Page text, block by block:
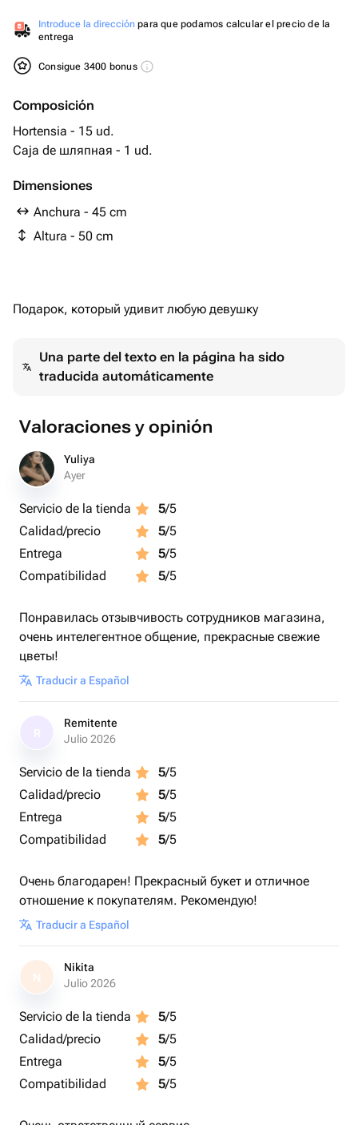
Introduce la dirección para que podamos calcular el precio de la
entrega
Consigue 3400 bonus
Composición
Hortensia - 15 ud.
Caja de шляпная - 1 ud.
Dimensiones
Anchura - 45 cm
Altura - 50 cm
Подарок, который удивит любую девушку
Una parte del texto en la página ha sido
traducida automáticamente
Valoraciones y opinión
Yuliya
Ayer
Servicio de la tienda 5/5
Calidad/precio
5/5
Entrega
5/5
Compatibilidad
5/5
Понравилась отзывчивость сотрудников магазина,
очень интелегентное общение, прекрасные свежие
цветы!
Traducir a Español
Remitente
Julio 2026
Servicio de la tienda 5/5
Calidad/precio
5/5
Entrega
5/5
Compatibilidad
5/5
Очень благодарен! Прекрасный букет и отличное
отношение к покупателям. Рекомендую!
Traducir a Español
N
Nikita
Julio 2026
Servicio de la tienda 5/5
Calidad/precio
5/5
Entrega
5/5
Compatibilidad
5/5